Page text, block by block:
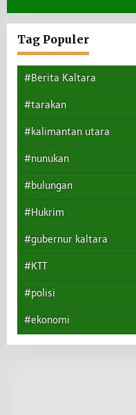
Tag Populer
#Berita Kaltara
#tarakan
#kalimantan utara
#nunukan
#bulungan
#Hukrim
#gubernur kaltara
#KTT
#polisi
#ekonomi